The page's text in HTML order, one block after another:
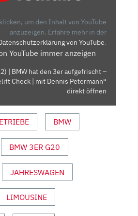
um den Inhalt von YouTube
anzuzeigen. Erfahre mehr in der
von YouTube.
YouTube immer anzeigen
| BMW hat den 3er aufgefrischt –
Check | mit Dennis Petermann“
direkt öffnen
BMW
BMW 3ER G20
JAHRESWAGEN
LIMOUSINE